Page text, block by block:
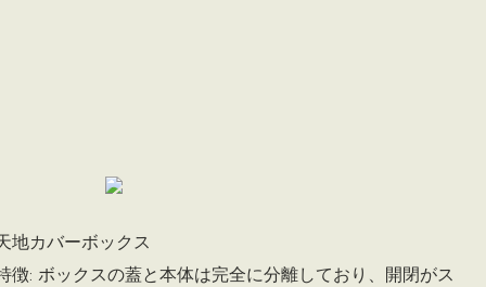
地カバーボックス
徴: ボックスの蓋と本体は完全に分離しており、開閉がス